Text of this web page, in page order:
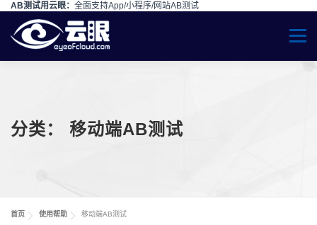
AB测试用云眼： 全面支持App/小程序/网站AB测试
Skip to content
Menu
分类： 移动端AB测试
首页 使用帮助 移动端AB测试